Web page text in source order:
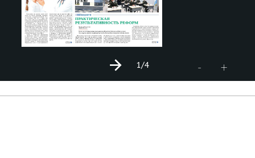
- +
1/4